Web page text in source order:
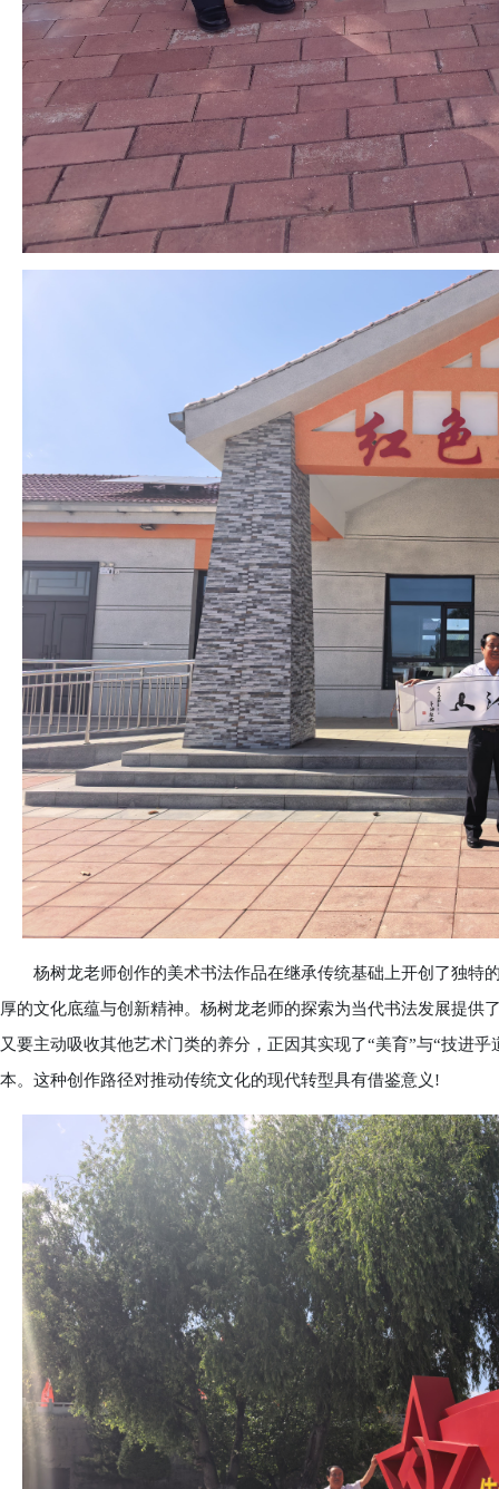
杨树龙老师创作的美术书法作品在继承传统基础上开创了独特
厚的文化底蕴与创新精神。杨树龙老师的探索为当代书法发展提供
又要主动吸收其他艺术门类的养分，正因其实现了“美育”与“技进
本。这种创作路径对推动传统文化的现代转型具有借鉴意义!